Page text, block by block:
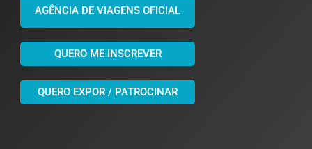
AGÊNCIA DE VIAGENS OFICIAL
QUERO ME INSCREVER
QUERO EXPOR / PATROCINAR